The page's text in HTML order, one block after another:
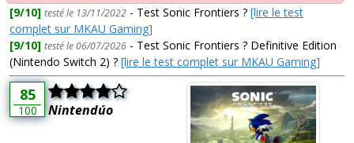
[9/10] testé le 13/11/2022 - Test Sonic Frontiers ? [lire le test
complet sur MKAU Gaming]
[9/10] testé le 06/07/2026 - Test Sonic Frontiers ? Definitive Edition
(Nintendo Switch 2) ? [lire le test complet sur MKAU Gaming]
85
100 Nintendúo